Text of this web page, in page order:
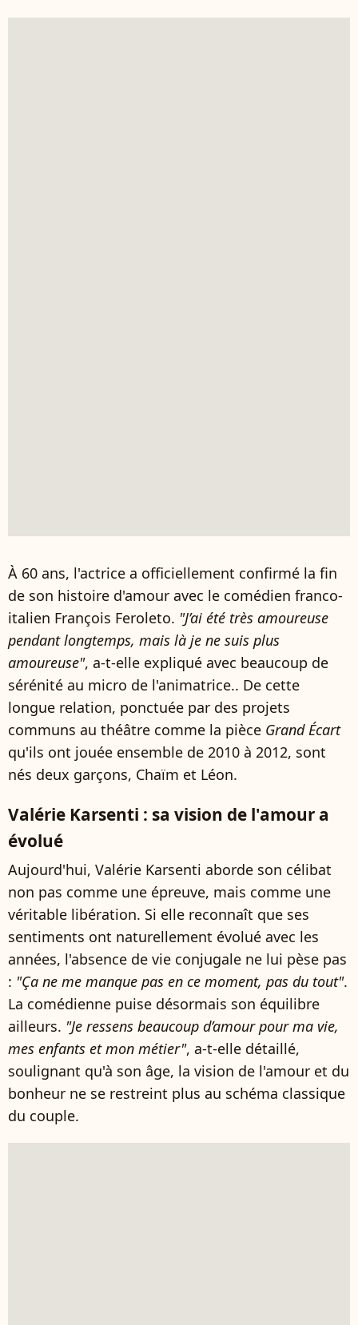
À 60 ans, l'actrice a officiellement confirmé la fin
de son histoire d'amour avec le comédien franco-
italien François Feroleto. "J’ai été très amoureuse
pendant longtemps, mais là je ne suis plus
amoureuse", a-t-elle expliqué avec beaucoup de
sérénité au micro de l'animatrice.. De cette
longue relation, ponctuée par des projets
communs au théâtre comme la pièce Grand Écart
qu'ils ont jouée ensemble de 2010 à 2012, sont
nés deux garçons, Chaïm et Léon.
Valérie Karsenti : sa vision de l'amour a
évolué
Aujourd'hui, Valérie Karsenti aborde son célibat
non pas comme une épreuve, mais comme une
véritable libération. Si elle reconnaît que ses
sentiments ont naturellement évolué avec les
années, l'absence de vie conjugale ne lui pèse pas
: "Ça ne me manque pas en ce moment, pas du tout".
La comédienne puise désormais son équilibre
ailleurs. "Je ressens beaucoup d’amour pour ma vie,
mes enfants et mon métier", a-t-elle détaillé,
soulignant qu'à son âge, la vision de l'amour et du
bonheur ne se restreint plus au schéma classique
du couple.